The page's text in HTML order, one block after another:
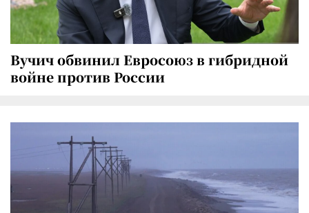
Вучич обвинил Евросоюз в гибридной
войне против России